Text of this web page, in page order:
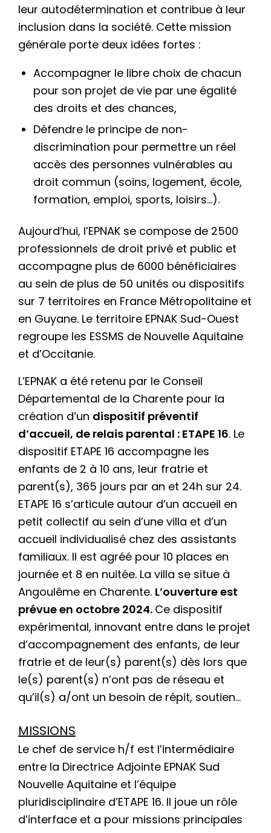
leur autodétermination et contribue à leur
inclusion dans la société. Cette mission
générale porte deux idées fortes :
Accompagner le libre choix de chacun
pour son projet de vie par une égalité
des droits et des chances,
Défendre le principe de non-
discrimination pour permettre un réel
accès des personnes vulnérables au
droit commun (soins, logement, école,
formation, emploi, sports, loisirs…).
Aujourd’hui, l’EPNAK se compose de 2500
professionnels de droit privé et public et
accompagne plus de 6000 bénéficiaires
au sein de plus de 50 unités ou dispositifs
sur 7 territoires en France Métropolitaine et
en Guyane. Le territoire EPNAK Sud-Ouest
regroupe les ESSMS de Nouvelle Aquitaine
et d’Occitanie.
L’EPNAK a été retenu par le Conseil
Départemental de la Charente pour la
création d’un dispositif préventif
d’accueil, de relais parental : ETAPE 16. Le
dispositif ETAPE 16 accompagne les
enfants de 2 à 10 ans, leur fratrie et
parent(s), 365 jours par an et 24h sur 24.
ETAPE 16 s’articule autour d’un accueil en
petit collectif au sein d’une villa et d’un
accueil individualisé chez des assistants
familiaux. Il est agréé pour 10 places en
journée et 8 en nuitée. La villa se situe à
Angoulême en Charente. L’ouverture est
prévue en octobre 2024. Ce dispositif
expérimental, innovant entre dans le projet
d’accompagnement des enfants, de leur
fratrie et de leur(s) parent(s) dès lors que
le(s) parent(s) n’ont pas de réseau et
qu’il(s) a/ont un besoin de répit, soutien…
MISSIONS
Le chef de service h/f est l’intermédiaire
entre la Directrice Adjointe EPNAK Sud
Nouvelle Aquitaine et l’équipe
pluridisciplinaire d’ETAPE 16. Il joue un rôle
d’interface et a pour missions principales